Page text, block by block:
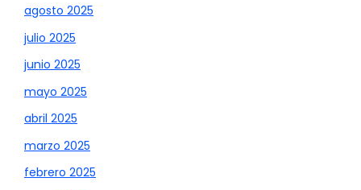
agosto 2025
julio 2025
junio 2025
mayo 2025
abril 2025
marzo 2025
febrero 2025